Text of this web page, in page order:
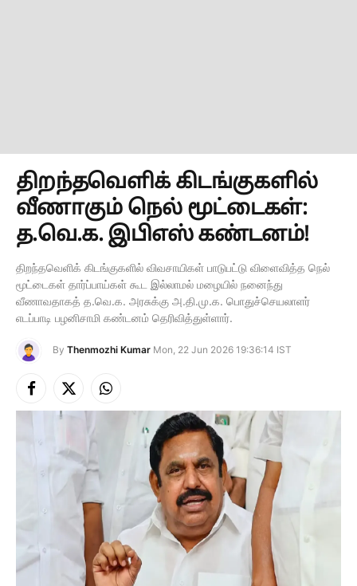
திறந்தவெளிக் கிடங்குகளில்
வீணாகும் நெல் மூட்டைகள்:
த.வெ.க. இபிஎஸ் கண்டனம்!
திறந்தவெளிக் கிடங்குகளில் விவசாயிகள் பாடுபட்டு விளைவித்த நெல்
மூட்டைகள் தார்ப்பாய்கள் கூட இல்லாமல் மழையில் நனைந்து
வீணாவதாகத் த.வெ.க. அரசுக்கு அ.தி.மு.க. பொதுச்செயலாளர்
எடப்பாடி பழனிசாமி கண்டனம் தெரிவித்துள்ளார்.
By Thenmozhi Kumar Mon, 22 Jun 2026 19:36:14 IST
Facebook
X
(Twitter)
Instagram